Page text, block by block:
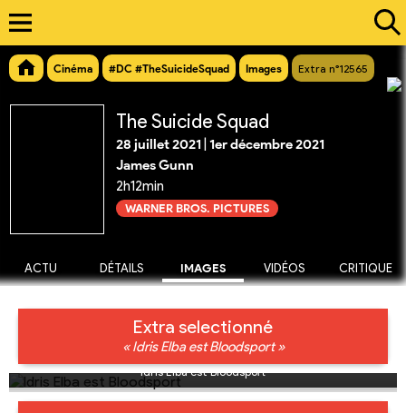
Cinéma #DC #TheSuicideSquad Images Extra n°12565
The Suicide Squad
28 juillet 2021 1er décembre 2021
James Gunn
2h12min
WARNER BROS. PICTURES
ACTU DÉTAILS IMAGES VIDÉOS CRITIQUE
Extra selectionné
« Idris Elba est Bloodsport »
Idris Elba est Bloodsport